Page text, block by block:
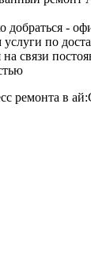
добраться -
по
связи
ремонта в